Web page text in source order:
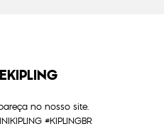
no nosso site.
#KIPLINGBR